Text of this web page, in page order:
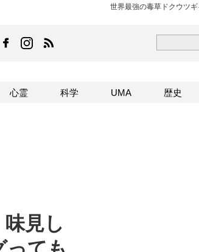
世界最強の毒草ドクウツ
TOCANAのFacebookはこちら
TOCANAのinstagramはこちら
見し
心霊 科学 UMA 歴史